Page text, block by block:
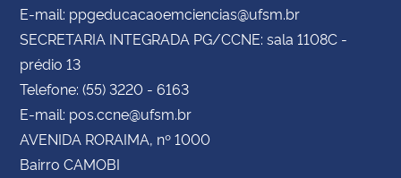
E-mail: ppgeducacaoemciencias@ufsm.br
SECRETARIA INTEGRADA PG/CCNE: sala 1108C -
prédio 13
Telefone: (55) 3220 - 6163
E-mail: pos.ccne@ufsm.br
AVENIDA RORAIMA, nº 1000
Bairro CAMOBI